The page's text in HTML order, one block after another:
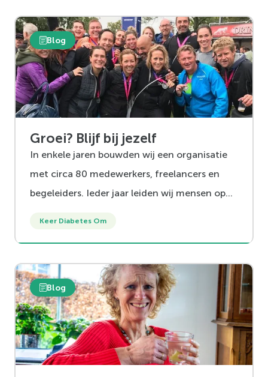
Blog
Groei? Blijf bij jezelf
In enkele jaren bouwden wij een organisatie
met circa 80 medewerkers, freelancers en
begeleiders. Ieder jaar leiden wij mensen op
Keer Diabetes Om
Blog